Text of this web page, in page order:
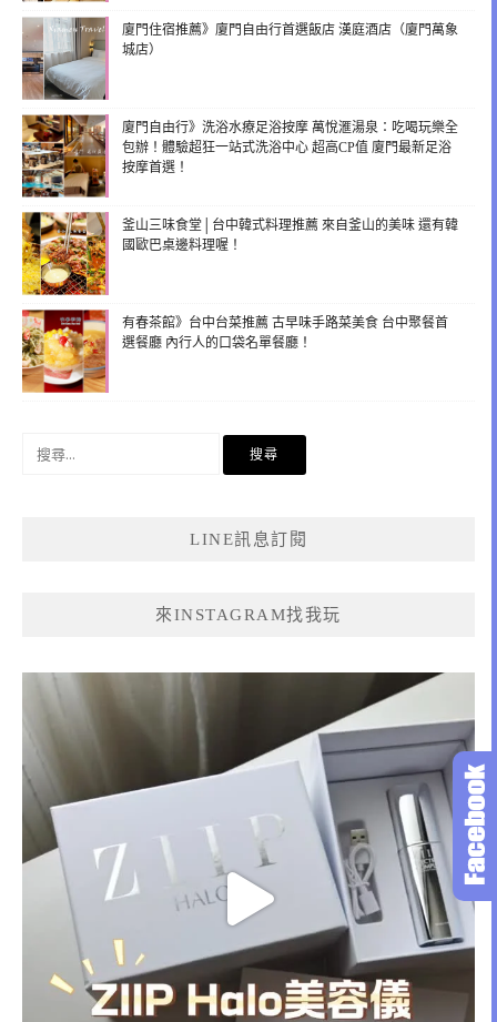
廈門住宿推薦》廈門自由行首選飯店 漢庭酒店（廈門萬象
城店）
廈門自由行》洗浴水療足浴按摩 萬悅滙湯泉：吃喝玩樂全
包辦！體驗超狂一站式洗浴中心 超高CP值 廈門最新足浴
按摩首選！
釜山三味食堂│台中韓式料理推薦 來自釜山的美味 還有韓
國歐巴桌邊料理喔！
有春茶館》台中台菜推薦 古早味手路菜美食 台中聚餐首
選餐廳 內行人的口袋名單餐廳！
LINE訊息訂閱
來INSTAGRAM找我玩